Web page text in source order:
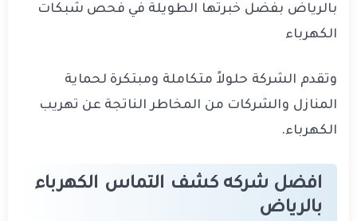
بالرياض بفضل خبرتها الطويلة في فحص شبكات
الكهرباء
وتقدم الشركة حلولاً متكاملة ومبتكرة لحماية
المنازل والشركات من المخاطر الناتجة عن تهريب
الكهرباء.
افضل شركه كشف التماس الكهرباء
بالرياض